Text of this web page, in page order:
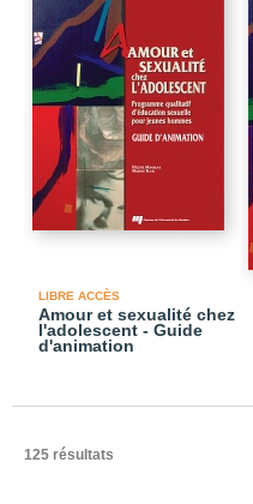
LIBRE ACCÈS
Amour et sexualité chez
l'adolescent - Guide
d'animation
125 résultats